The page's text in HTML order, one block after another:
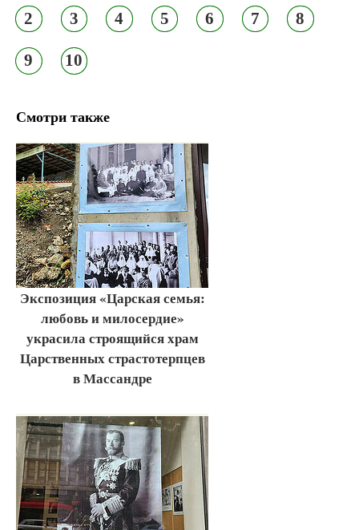
2 3 4 5 6 7 8
9 10
Смотри также
Экспозиция «Царская семья:
любовь и милосердие»
украсила строящийся храм
Царственных страстотерпцев
в Массандре